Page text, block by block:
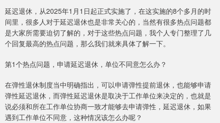
延迟退休，从2025年1月1日起正式实施了，在这实施的8个多月的时
间里，很多人对于延迟退休也是非常关心的，当然有很多热点问题都
是大家所需要迫切了解的，对于这些热点问题，我个人专门整理了几
个回复最高的热点问题，那么我们就来具体了解一下。
第1个热点问题，申请延迟退休，单位不同意怎么办？
在弹性退休制度当中明确指出，可以申请弹性提前退休，也能够申请
弹性延迟退休，而弹性延迟退休是取决于工作单位来决定的，也就是
说必须和所在工作单位协商一致才能够去申请弹性，延迟退休，如果
遇到工作单位不同意，这种情况该怎么办呢？